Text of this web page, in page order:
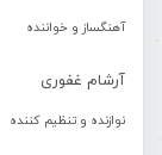
آهنگساز و خواننده
آرشام غفوری
نوازنده و تنظیم کننده